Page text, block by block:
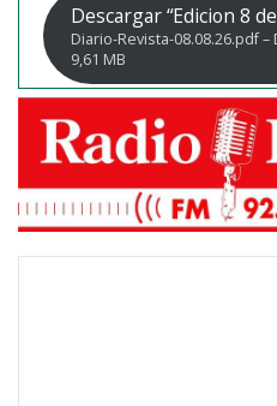
Descargar “Edicion 8
Diario-Revista-08.08.26.pdf
9,61 MB